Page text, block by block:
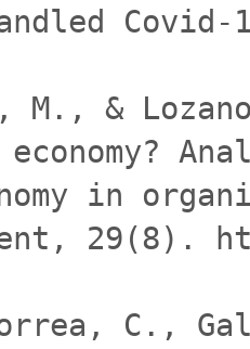
Covid-
M., &
in
29(8).
C.,